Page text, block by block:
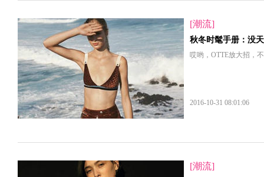
[潮流]
秋冬时髦手册：没
哎哟，OTTE放大招，
2016-10-31 08:01:06
[潮流]